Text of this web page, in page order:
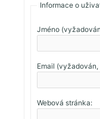
Informace o
Jméno
Email
Webová stránka: